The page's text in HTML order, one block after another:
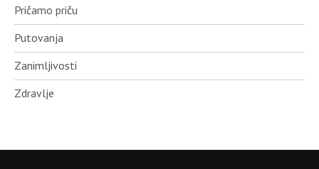
Pričamo priču
Putovanja
Zanimljivosti
Zdravlje